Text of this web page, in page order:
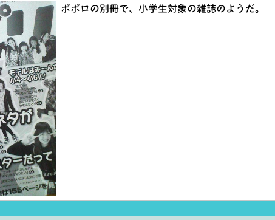
ポポロの別冊で、小学生対象の雑誌のようだ。